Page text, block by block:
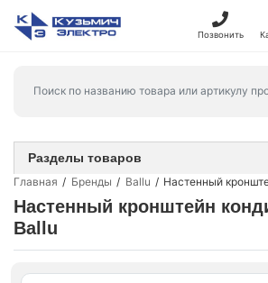
Позвонить
Главная Бренды Ballu Настенный
Настенный кронштейн
Ballu
Разделы товаров